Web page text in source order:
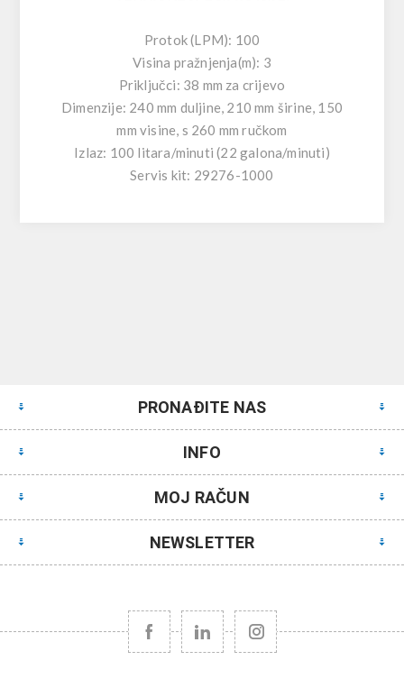
Protok (LPM): 100
Visina pražnjenja(m): 3
Priključci: 38 mm za crijevo
Dimenzije: 240 mm duljine, 210 mm širine, 150
mm visine, s 260 mm ručkom
Izlaz: 100 litara/minuti (22 galona/minuti)
Servis kit: 29276-1000
PRONAĐITE NAS
INFO
MOJ RAČUN
NEWSLETTER